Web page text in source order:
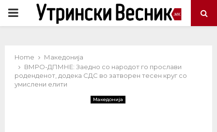
PRIMARY
Home
Македонија
ВМРО-ДПМНЕ: Заедно со народот го прослави
роденденот, додека СДС во затворен тесен круг со
умислени елити
Македонија